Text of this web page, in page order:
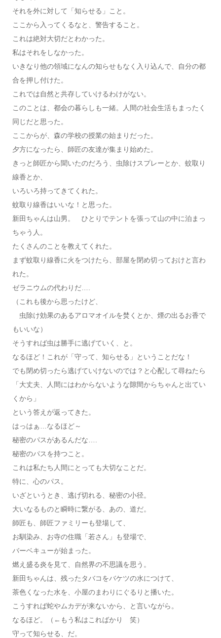
それを外に対して「知らせる」こと。
ここから入ってくるなと、警告すること。
これは絶対大切だとわかった。
私はそれをしなかった。
いきなり他の領域になんの知らせもなく入り込んで、自分の都
合を押し付けた。
これでは自然と共存していけるわけがない。
このことは、都会の暮らしも一緒。人間の社会生活もまったく
同じだと思った。
ここからが、森の学校の授業の始まりだった。
夕方になったら、師匠の友達が集まり始めた。
きっと師匠から聞いたのだろう、虫除けスプレーとか、蚊取り
線香とか、
いろいろ持ってきてくれた。
蚊取り線香はいいな！と思った。
新田ちゃんは山男。 ひとりでテントを張って山の中に泊まっ
ちゃう人。
たくさんのことを教えてくれた。
まず蚊取り線香に火をつけたら、部屋を閉め切っておけと言わ
れた。
ゼラニウムの代わりだ….
（これも後から思ったけど、
虫除け効果のあるアロマオイルを焚くとか、煙の出るお香で
もいいな）
そうすれば虫は勝手に逃げていく、と。
なるほど！これが「守って、知らせる」ということだな！
でも閉め切ったら逃げていけないのでは？と心配して尋ねたら
「大丈夫、人間にはわからないような隙間からちゃんと出てい
くから」
という答えが返ってきた。
はっはぁ…なるほど～
秘密のパスがあるんだな….
秘密のパスを持つこと。
これは私たち人間にとっても大切なことだ。
特に、心のパス。
いざというとき、逃げ切れる、秘密の小径。
大いなるものと瞬時に繋がる、あの、道だ。
師匠も、師匠ファミリーも登場して、
お馴染み、お寺の住職「若さん」も登場で、
バーベキューが始まった。
燃え盛る炎を見て、自然界の不思議を思う。
新田ちゃんは、残ったタバコをバケツの水につけて、
茶色くなった水を、小屋のまわりにぐるりと播いた。
こうすれば蛇やムカデが来ないから、と言いながら。
なるほど。（←もう私はこればかり 笑）
守って知らせる、だ。